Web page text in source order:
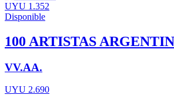
UYU 1.352
Disponible
100 ARTISTAS
VV.AA.
UYU 2.690